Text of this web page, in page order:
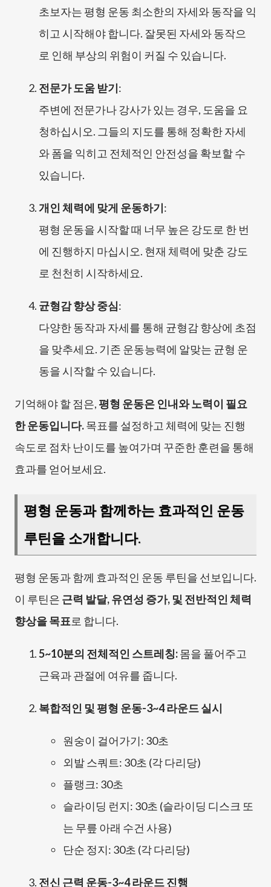
초보자는 평형 운동 최소한의 자세와 동작을 익
히고 시작해야 합니다. 잘못된 자세와 동작으
로 인해 부상의 위험이 커질 수 있습니다.
전문가 도움 받기:
주변에 전문가나 강사가 있는 경우, 도움을 요
청하십시오. 그들의 지도를 통해 정확한 자세
와 폼을 익히고 전체적인 안전성을 확보할 수
있습니다.
개인 체력에 맞게 운동하기:
평형 운동을 시작할 때 너무 높은 강도로 한 번
에 진행하지 마십시오. 현재 체력에 맞춘 강도
로 천천히 시작하세요.
균형감 향상 중심:
다양한 동작과 자세를 통해 균형감 향상에 초점
을 맞추세요. 기존 운동능력에 알맞는 균형 운
동을 시작할 수 있습니다.
기억해야 할 점은,평형 운동은 인내와 노력이 필요
한 운동입니다.목표를 설정하고 체력에 맞는 진행
속도로 점차 난이도를 높여가며 꾸준한 훈련을 통해
효과를 얻어보세요.
평형 운동과 함께하는 효과적인 운동
루틴을 소개합니다.
평형 운동과 함께 효과적인 운동 루틴을 선보입니다.
이 루틴은 근력 발달, 유연성 증가, 및 전반적인 체력
향상을 목표로 합니다.
5~10분의 전체적인 스트레칭:몸을 풀어주고
근육과 관절에 여유를 줍니다.
복합적인 및 평형 운동-3~4 라운드 실시
원숭이 걸어가기: 30초
외발 스쿼트: 30초 (각 다리당)
플랭크: 30초
슬라이딩 런지: 30초 (슬라이딩 디스크 또
는 무릎 아래 수건 사용)
단순 정지: 30초 (각 다리당)
전신 근력 운동-3~4 라운드 진행